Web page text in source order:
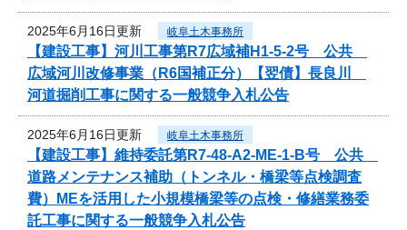
2025年6月16日更新 岐阜土木事務所
【建設工事】河川工事第R7広域補H1-5-2号 公共
広域河川改修事業（R6国補正分）【翌債】長良川
河道掘削工事に関する一般競争入札公告
2025年6月16日更新 岐阜土木事務所
【建設工事】維持委託第R7-48-A2-ME-1-B号 公共
道路メンテナンス補助（トンネル・橋梁等点検調査
費）MEを活用した小規模橋梁等の点検・修繕業務委
託工事に関する一般競争入札公告